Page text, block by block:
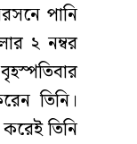
পানি
২ নম্বর
তিনি।
তিনি